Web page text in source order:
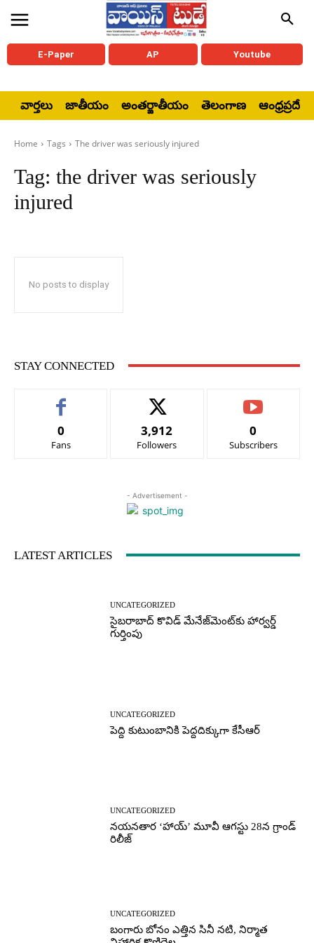
E-Paper AP Youtube
వార్తలు జాతీయం అంతర్జాతీయం తెలంగాణ ఆంధ్రప్రదేశ్
Home Tags The driver was seriously injured
Tag: the driver was seriously
injured
No posts to display
STAY CONNECTED
0
Fans
3,912
Followers
0
Subscribers
- Advertisement -
LATEST ARTICLES
UNCATEGORIZED
సైబరాబాద్‌ కొవిడ్‌ మేనేజ్‌మెంట్‌కు హార్వర్డ్‌
గుర్తింపు
UNCATEGORIZED
పెద్ది కుటుంబానికి పెద్దదిక్కుగా కేసీఆర్
UNCATEGORIZED
నయనతార ‘హాయ్’ మూవీ ఆగస్టు 28న గ్రాండ్
రిలీజ్
UNCATEGORIZED
బంగారు బోనం ఎత్తిన సినీ నటి, నిర్మాత